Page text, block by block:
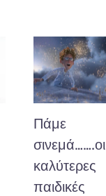
Πάμε
σινεμά…….οι
καλύτερες
παιδικές